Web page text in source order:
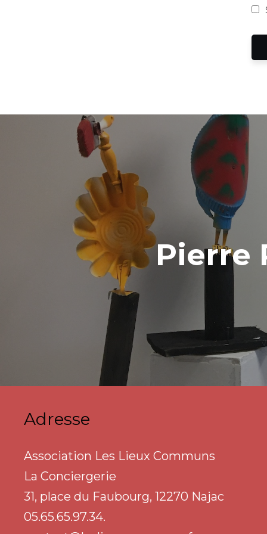
Pierre
Adresse
Association Les Lieux Communs
La Conciergerie
31, place du Faubourg, 12270 Najac
05.65.65.97.34.